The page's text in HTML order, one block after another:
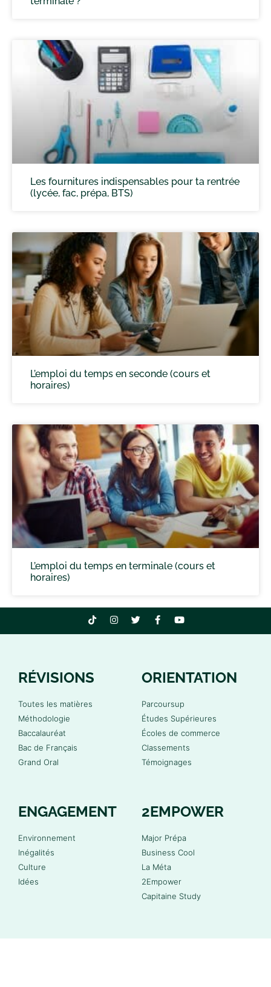
Les fournitures indispensables pour ta rentrée
(lycée, fac, prépa, BTS)
L’emploi du temps en seconde (cours et
horaires)
L’emploi du temps en terminale (cours et
horaires)
RÉVISIONS
Toutes les matières
Méthodologie
Baccalauréat
Bac de Français
Grand Oral
ORIENTATION
Parcoursup
Études Supérieures
Écoles de commerce
Classements
Témoignages
ENGAGEMENT
Environnement
Inégalités
Culture
Idées
2EMPOWER
Major Prépa
Business Cool
La Méta
2Empower
Capitaine Study